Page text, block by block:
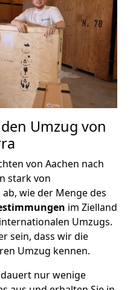
Umzug von
von Aachen nach
stark von
wie der Menge des
im Zielland
Umzugs.
sein, dass wir die
Umzug kennen.
nur wenige